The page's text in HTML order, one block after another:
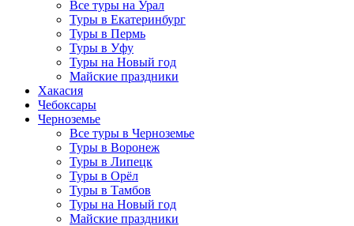
Все туры на Урал
Туры в Екатеринбург
Туры в Пермь
Туры в Уфу
Туры на Новый год
Майские праздники
Хакасия
Чебоксары
Черноземье
Все туры в Черноземье
Туры в Воронеж
Туры в Липецк
Туры в Орёл
Туры в Тамбов
Туры на Новый год
Майские праздники